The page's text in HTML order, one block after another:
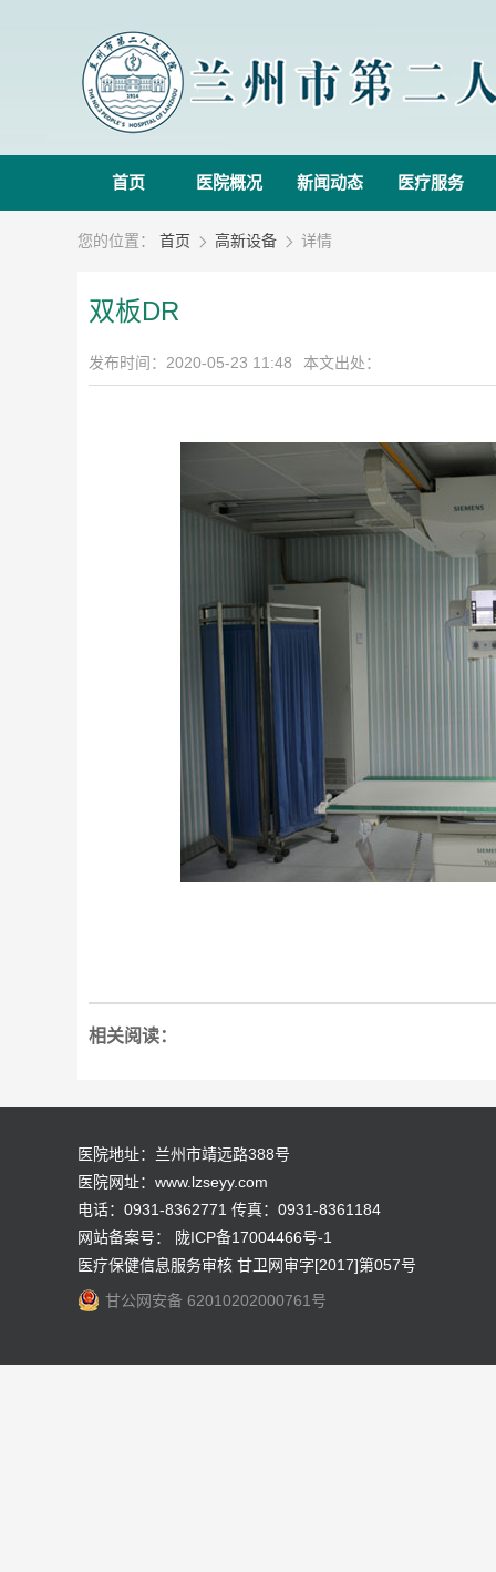
首页 医院概况 新闻动态 医疗服务
您的位置： 首页  高新设备  详情
双板DR
发布时间：2020-05-23 11:48 本文出处：
相关阅读：
医院地址：兰州市靖远路388号
医院网址：www.lzseyy.com
电话：0931-8362771 传真：0931-8361184
网站备案号：
陇ICP备17004466号-1
医疗保健信息服务审核 甘卫网审字[2017]第057号
甘公网安备 62010202000761号